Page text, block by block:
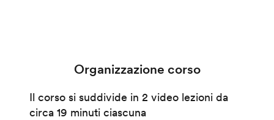
Organizzazione corso
Il corso si suddivide in 2 video lezioni da
circa 19 minuti ciascuna